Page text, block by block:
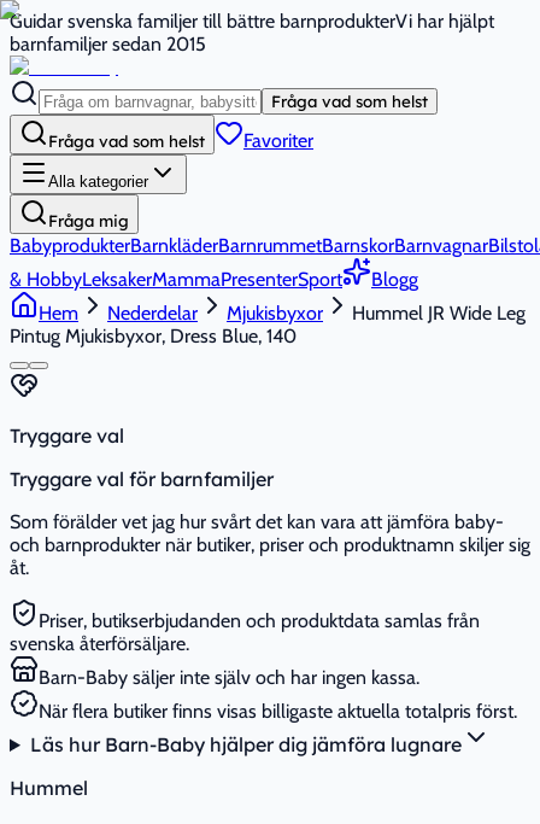
Guidar svenska familjer till bättre barnprodukterVi har hjälpt
barnfamiljer sedan 2015
Fråga vad som helst
Fråga vad som helst Favoriter
Alla kategorier
Fråga mig
BabyprodukterBarnkläderBarnrummetBarnskorBarnvagnar
& HobbyLeksakerMammaPresenterSport
Blogg
Hem
Nederdelar Mjukisbyxor
Hummel JR Wide Leg
Pintug Mjukisbyxor, Dress Blue, 140
Tryggare val
Tryggare val för barnfamiljer
Som förälder vet jag hur svårt det kan vara att jämföra baby-
och barnprodukter när butiker, priser och produktnamn skiljer sig
åt.
Priser, butikserbjudanden och produktdata samlas från
svenska återförsäljare.
Barn-Baby säljer inte själv och har ingen kassa.
När flera butiker finns visas billigaste aktuella totalpris först.
Läs hur Barn-Baby hjälper dig jämföra lugnare
Hummel